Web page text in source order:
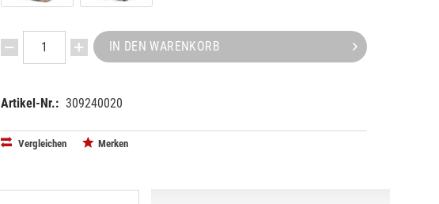
IN DEN WARENKORB
Artikel-Nr.: 309240020
Vergleichen Merken